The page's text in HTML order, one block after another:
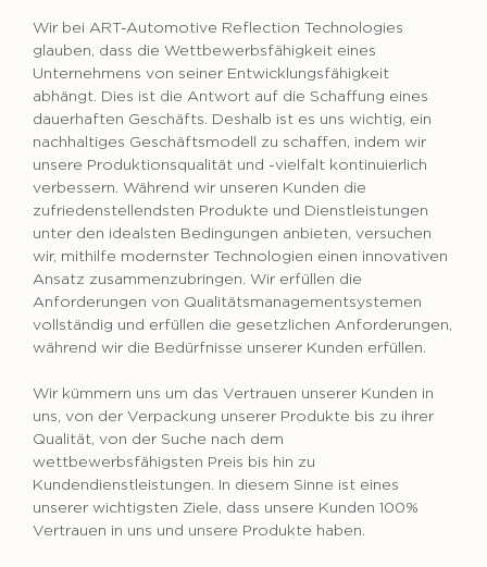
Wir bei ART-Automotive Reflection Technologies
glauben, dass die Wettbewerbsfähigkeit eines
Unternehmens von seiner Entwicklungsfähigkeit
abhängt. Dies ist die Antwort auf die Schaffung eines
dauerhaften Geschäfts. Deshalb ist es uns wichtig, ein
nachhaltiges Geschäftsmodell zu schaffen, indem wir
unsere Produktionsqualität und -vielfalt kontinuierlich
verbessern. Während wir unseren Kunden die
zufriedenstellendsten Produkte und Dienstleistungen
unter den idealsten Bedingungen anbieten, versuchen
wir, mithilfe modernster Technologien einen innovativen
Ansatz zusammenzubringen. Wir erfüllen die
Anforderungen von Qualitätsmanagementsystemen
vollständig und erfüllen die gesetzlichen Anforderungen,
während wir die Bedürfnisse unserer Kunden erfüllen.
Wir kümmern uns um das Vertrauen unserer Kunden in
uns, von der Verpackung unserer Produkte bis zu ihrer
Qualität, von der Suche nach dem
wettbewerbsfähigsten Preis bis hin zu
Kundendienstleistungen. In diesem Sinne ist eines
unserer wichtigsten Ziele, dass unsere Kunden 100%
Vertrauen in uns und unsere Produkte haben.